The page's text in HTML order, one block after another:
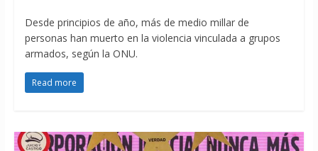
Desde principios de año, más de medio millar de
personas han muerto en la violencia vinculada a grupos
armados, según la ONU.
Read more